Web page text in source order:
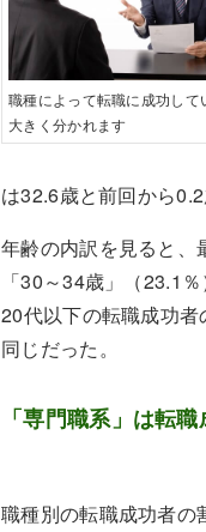
職種によって転職に成功して
大きく分かれます
は32.6歳と前回から
年齢の内訳を見ると
「30～34歳」（23.1
20代以下の転職成功
同じだった。
「専門職系」は転
職種別の転職成功者の